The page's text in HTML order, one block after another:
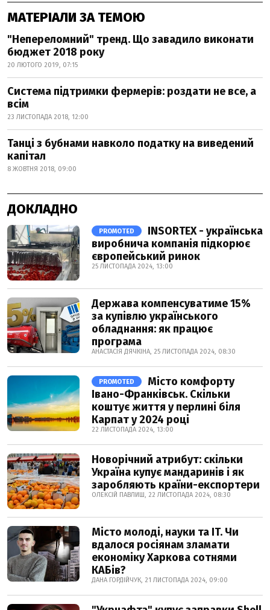
МАТЕРІАЛИ ЗА ТЕМОЮ
"Непереломний" тренд. Що завадило виконати
бюджет 2018 року
20 ЛЮТОГО 2019, 07:15
Система підтримки фермерів: роздати не все, а
всім
23 ЛИСТОПАДА 2018, 12:00
Танці з бубнами навколо податку на виведений
капітал
8 ЖОВТНЯ 2018, 09:00
ДОКЛАДНО
PROMOTED
INSORTEX - українська
виробнича компанія підкорює
європейський ринок
25 ЛИСТОПАДА 2024, 13:00
Держава компенсуватиме 15%
за купівлю українського
обладнання: як працює
програма
АНАСТАСІЯ ДЯЧКІНА, 25 ЛИСТОПАДА 2024, 08:30
PROMOTED
Місто комфорту
Івано-Франківськ. Скільки
коштує життя у перлині біля
Карпат у 2024 році
22 ЛИСТОПАДА 2024, 13:00
Новорічний атрибут: скільки
Україна купує мандаринів і як
заробляють країни-експортери
ОЛЕКСІЙ ПАВЛИШ, 22 ЛИСТОПАДА 2024, 08:30
Місто молоді, науки та IT. Чи
вдалося росіянам зламати
економіку Харкова сотнями
КАБів?
ДАНА ГОРДІЙЧУК, 21 ЛИСТОПАДА 2024, 09:00